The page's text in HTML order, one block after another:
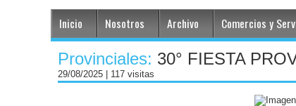
Inicio Nosotros Archivo Comercios y
Provinciales: 30° FIESTA
29/08/2025 | 117 visitas